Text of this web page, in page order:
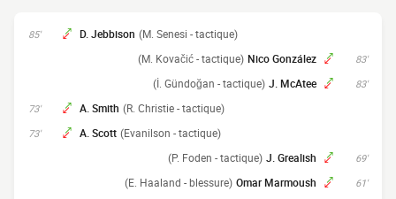
85' D. Jebbison (M. Senesi - tactique)
83'
Nico González
(M. Kovačić - tactique)
83'
J. McAtee
(İ. Gündoğan - tactique)
73' A. Smith (R. Christie - tactique)
73' A. Scott (Evanilson - tactique)
69'
J. Grealish
(P. Foden - tactique)
61'
Omar Marmoush
(E. Haaland - blessure)